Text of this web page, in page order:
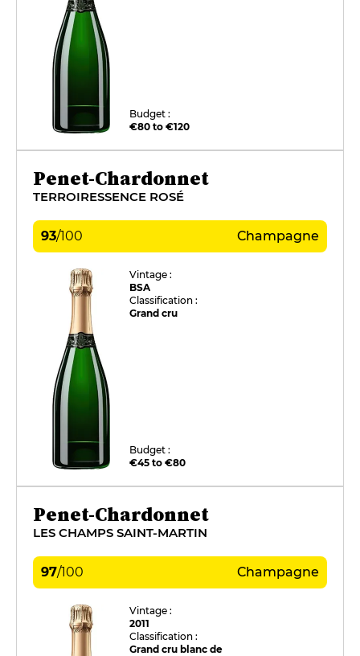
Budget :
€80 to €120
Penet-Chardonnet
TERROIRESSENCE ROSÉ
93/100 Champagne
Vintage :
BSA
Classification :
Grand cru
Budget :
€45 to €80
Penet-Chardonnet
LES CHAMPS SAINT-MARTIN
97/100 Champagne
Vintage :
2011
Classification :
Grand cru blanc de